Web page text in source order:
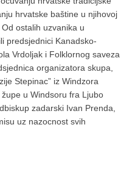
hrvatske baštine u njihovoj
ostalih uzvanika u
predsjednici Kanadsko-
Vrdoljak i Folklornog saveza
organizatora skupa,
Stepinac” iz Windzora
u Windsoru fra Ljubo
zadarski Ivan Prenda,
uz nazocnost svih